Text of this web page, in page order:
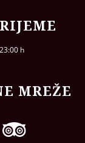
h
MREŽE